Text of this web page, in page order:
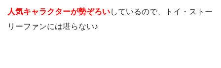
人気キャラクターが勢ぞろいしているので、トイ・ストー
リーファンには堪らない♪